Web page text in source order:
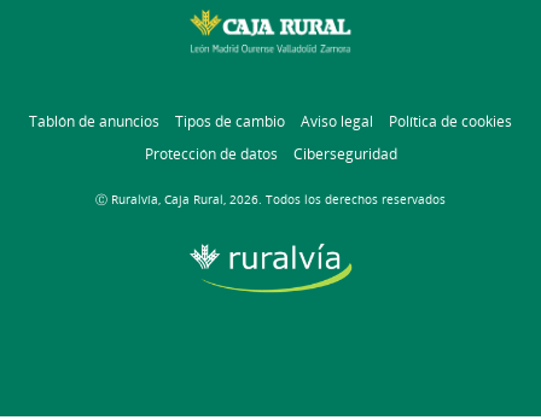
Tablón de anuncios Tipos de cambio Aviso legal
Política de cookies
Protección de datos
Ciberseguridad
Ⓒ Ruralvía, Caja Rural, 2026. Todos los derechos reservados